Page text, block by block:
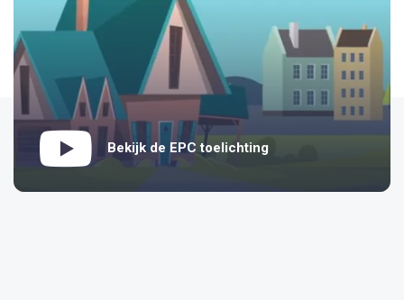
Bekijk de EPC toelichting